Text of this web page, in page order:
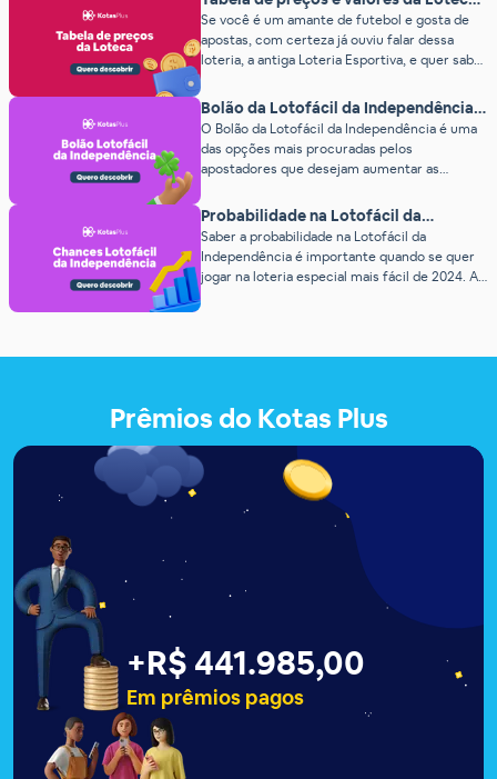
loterias tradicionais, a +Milionária oferece
prêmios incríveis e chances reais de se tornar
um milionário da noite para o dia.Se você está
[…]
(2026)
Se você é um amante de futebol e gosta de
apostas, com certeza já ouviu falar dessa
loteria, a antiga Loteria Esportiva, e quer saber
o preço da Loteca.Em tempos das “Bets”, a
Loteca é a loteria oficial do país autorizada
pelo Governo para a Caixa Econômica
Federal.Mas afinal, o que é a Loteca?A Loteca
Bolão da Lotofácil da Independência
2026: o melhor site
O Bolão da Lotofácil da Independência é uma
das opções mais procuradas pelos
apostadores que desejam aumentar as
forma coletiva. Neste ano, essa modalidade de
jogo promete ser ainda mais atrativa, já que os
prêmios especiais da Lotofácil da
Independência são tradicionalmente muito
maiores, despertando o interesse de […]
Probabilidade na Lotofácil da
Independência em 2026
Saber a probabilidade na Lotofácil da
Independência é importante quando se quer
jogar na loteria especial mais fácil de 2024. A
Lotofácil da Independência é uma das loterias
ficar milionário da noite para o dia. Este
Prêmios do Kotas Plus
+R$ 441.990,00
Em prêmios pagos